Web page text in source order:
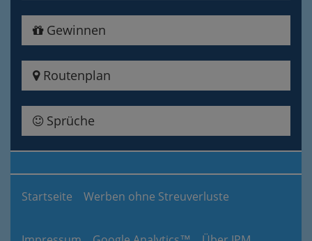
Gewinnen
Routenplan
Sprüche
Startseite Werben ohne Streuverluste